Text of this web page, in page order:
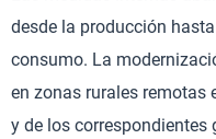
desde la producción
consumo. La
en zonas rurales remotas
y de los correspondientes